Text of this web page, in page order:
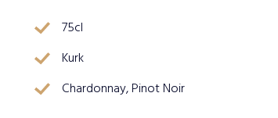
75cl
Kurk
Chardonnay, Pinot Noir